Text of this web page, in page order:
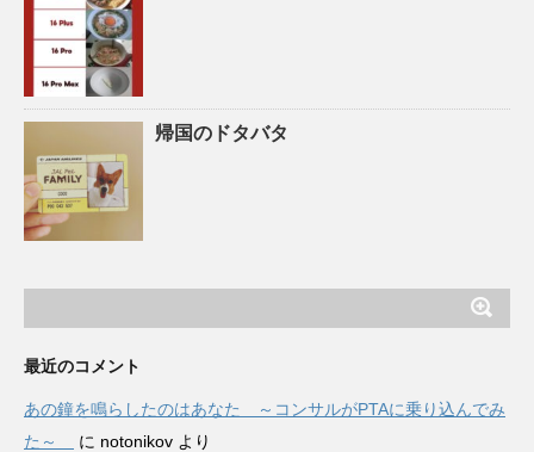
帰国のドタバタ
最近のコメント
あの鐘を鳴らしたのはあなた ～コンサルがPTAに乗り込んでみ
た～
に notonikov より